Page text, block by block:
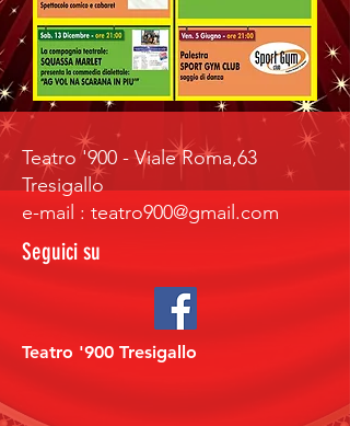
Teatro '900 - Viale Roma,63
Tresigallo
e-mail : teatro900@gmail.com
Seguici su
Teatro '900 Tresigallo